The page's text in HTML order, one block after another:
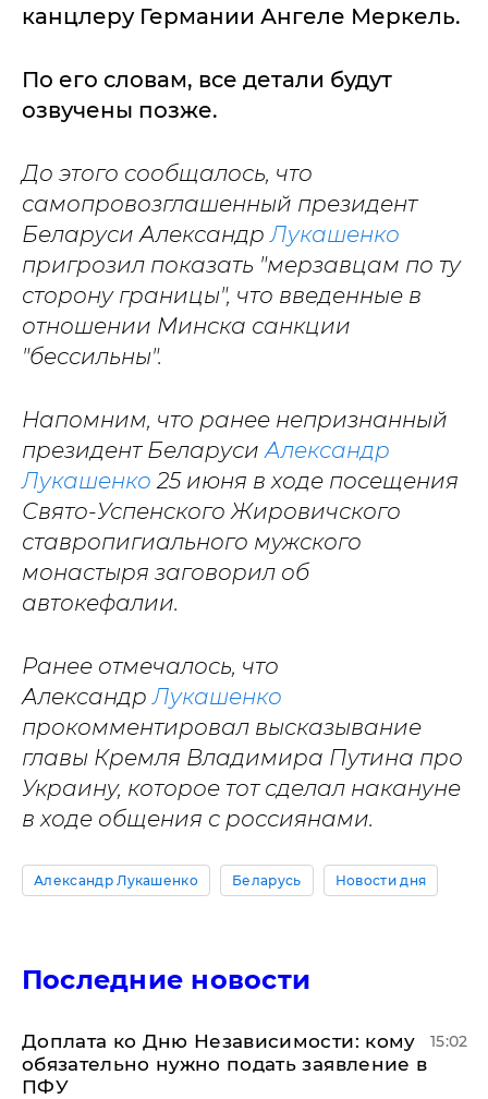
канцлеру Германии Ангеле Меркель.
По его словам, все детали будут
озвучены позже.
До этого сообщалось, что
самопровозглашенный президент
Беларуси АлександрЛукашенко
пригрозил показать "мерзавцам по ту
сторону границы", что введенные в
отношении Минска санкции
"бессильны".
Напомним, что ранее непризнанный
президент БеларусиАлександр
Лукашенко 25 июня в ходе посещения
Свято-Успенского Жировичского
ставропигиального мужского
монастыря заговорил об
автокефалии.
Ранее отмечалось, что
АлександрЛукашенко
прокомментировал высказывание
главы Кремля Владимира Путина про
Украину, которое тот сделал накануне
в ходе общения с россиянами.
Александр Лукашенко Беларусь Новости дня
Последние новости
Доплата ко Дню Независимости: кому
обязательно нужно подать заявление в
ПФУ
15:02